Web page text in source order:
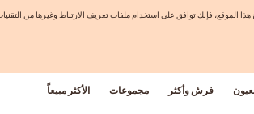
الموقع، فإنك توافق على استخدام ملفات تعريف الارتباط وغيرها من
فرش وأكثر مجموعات الأكثر مبيعاً